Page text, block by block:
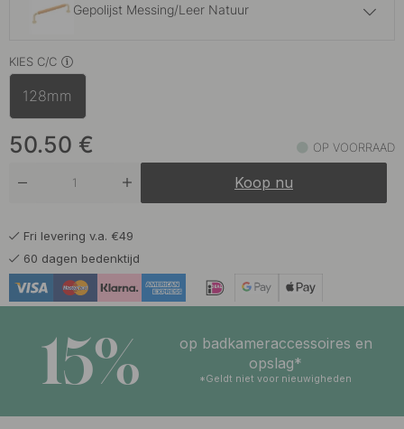
Gepolijst Messing/Leer Natuur
Gepolijst Messing/Zwart Leer
Zwart/Zwart Leer Binnenkort op voorraad
Onbehandeld Messing/Bruin Leer
Onbehandeld Messing/Zwart Leer 50.50 €
Vernikkeld/Bruin Leer 38 €
KIES C/C
128mm
50.50 € OP VOORRAAD
Koop nu
Fri levering v.a. €49
60 dagen bedenktijd
15%
op badkameraccessoires en
opslag*
*Geldt niet voor nieuwigheden